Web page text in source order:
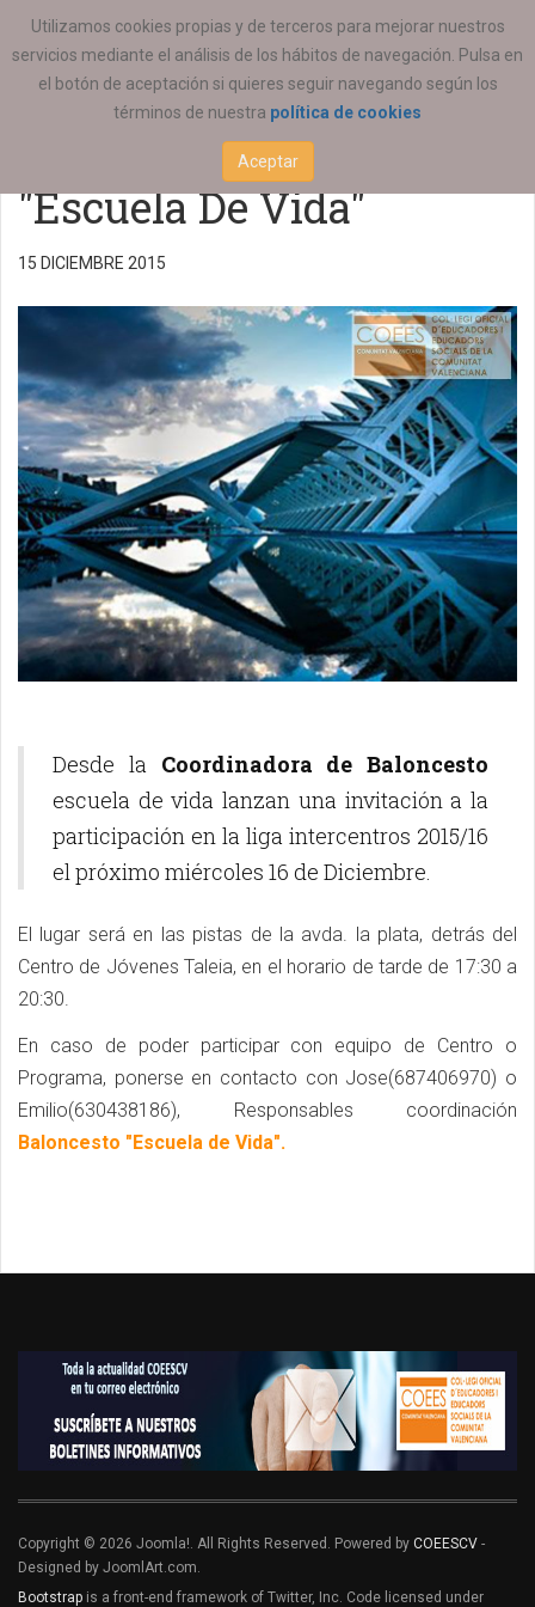
Utilizamos cookies propias y de terceros para mejorar nuestros
servicios mediante el análisis de los hábitos de navegación. Pulsa en
el botón de aceptación si quieres seguir navegando según los
términos de nuestra política de cookies
Aceptar
ESTÁ AQUÍ: ACTUALIDAD REGIONAL
III Encuentro-
convivencia Baloncesto
"Escuela De Vida"
15 DICIEMBRE 2015
Desde la Coordinadora de Baloncesto
escuela de vida lanzan una invitación a la
participación en la liga intercentros 2015/16
el próximo miércoles 16 de Diciembre.
El lugar será en las pistas de la avda. la plata, detrás del
Centro de Jóvenes Taleia, en el horario de tarde de 17:30 a
20:30.
En caso de poder participar con equipo de Centro o
Programa, ponerse en contacto con Jose(687406970) o
Emilio(630438186), Responsables coordinación
Baloncesto "Escuela de Vida".
Copyright © 2026 Joomla!. All Rights Reserved. Powered by COEESCV -
Designed by JoomlArt.com.
Bootstrap is a front-end framework of Twitter, Inc. Code licensed under